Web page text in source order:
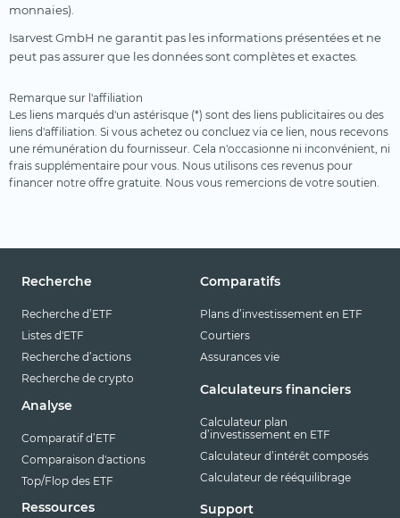
monnaies).
Isarvest GmbH ne garantit pas les informations présentées et ne
peut pas assurer que les données sont complètes et exactes.
Remarque sur l'affiliation
Les liens marqués d'un astérisque (*) sont des liens publicitaires ou des
liens d'affiliation. Si vous achetez ou concluez via ce lien, nous recevons
une rémunération du fournisseur. Cela n'occasionne ni inconvénient, ni
frais supplémentaire pour vous. Nous utilisons ces revenus pour
financer notre offre gratuite. Nous vous remercions de votre soutien.
Recherche
Recherche d’ETF
Listes d'ETF
Recherche d’actions
Recherche de crypto
Analyse
Comparatif d’ETF
Comparaison d'actions
Top/Flop des ETF
Ressources
Comparatifs
Plans d’investissement en ETF
Courtiers
Assurances vie
Calculateurs financiers
Calculateur plan
d’investissement en ETF
Calculateur d’intérêt composés
Calculateur de rééquilibrage
Support